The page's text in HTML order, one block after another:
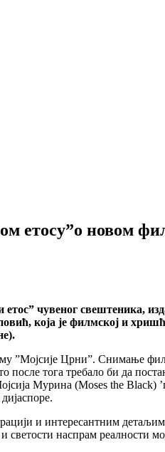
етосу”о новом
чувеног свештеника,
која је филмској и
”Мојсије Црни”. Снимање
тога требало би да
Мурина (Moses the Black)
и интересантним
наспрам реалности